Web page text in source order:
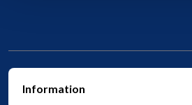
Information